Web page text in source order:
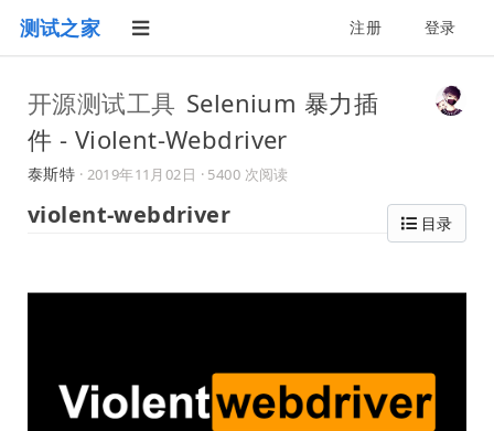
测试之家 注册 登录
开源测试工具 Selenium 暴力插
件 - Violent-Webdriver
泰斯特 · 2019年11月02日 · 5400 次阅读
目录
violent-webdriver